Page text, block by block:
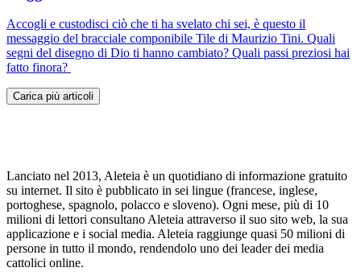
Accogli e custodisci ciò che ti ha svelato chi sei, è questo il
messaggio del bracciale componibile Tile di Maurizio Tini. Quali
segni del disegno di Dio ti hanno cambiato? Quali passi preziosi hai
fatto finora?
Carica più articoli
Lanciato nel 2013, Aleteia è un quotidiano di informazione gratuito
su internet. Il sito è pubblicato in sei lingue (francese, inglese,
portoghese, spagnolo, polacco e sloveno). Ogni mese, più di 10
milioni di lettori consultano Aleteia attraverso il suo sito web, la sua
applicazione e i social media. Aleteia raggiunge quasi 50 milioni di
persone in tutto il mondo, rendendolo uno dei leader dei media
cattolici online.